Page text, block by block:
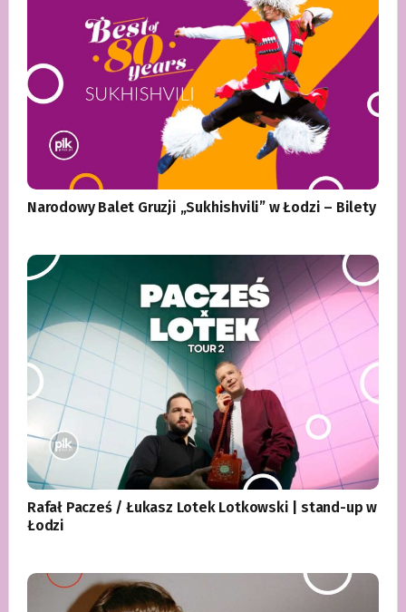
Narodowy Balet Gruzji „Sukhishvili” w Łodzi – Bilety
Rafał Pacześ / Łukasz Lotek Lotkowski | stand-up w
Łodzi